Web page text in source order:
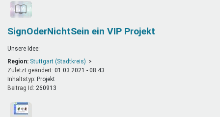
SignOderNichtSein ein VIP Projekt
Unsere Idee:
Region: Stuttgart (Stadtkreis)
Zuletzt geändert: 01.03.2021 - 08:43
Inhaltstyp:
projekt
Beitrag Id: 260913